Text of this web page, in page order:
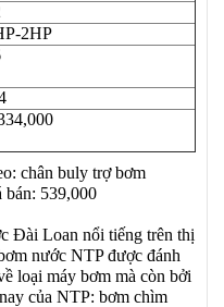
2HP
chân buly trợ bơm
539,000
Đài Loan nổi tiếng trên thị
nước NTP được đánh
loại máy bơm mà còn bởi
của NTP: bơm chìm